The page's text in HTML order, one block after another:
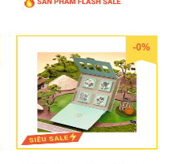
-0%